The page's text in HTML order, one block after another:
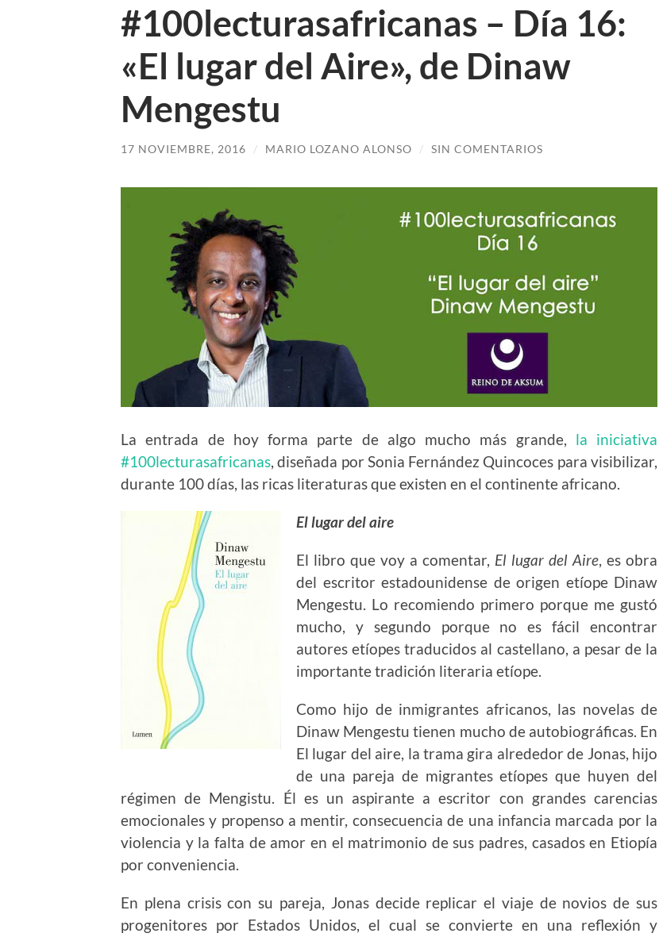
#100lecturasafricanas – Día 16:
«El lugar del Aire», de Dinaw
Mengestu
17 NOVIEMBRE, 2016 / MARIO LOZANO ALONSO / SIN COMENTARIOS
La entrada de hoy forma parte de algo mucho más grande, la iniciativa
#100lecturasafricanas, diseñada por Sonia Fernández Quincoces para visibilizar,
durante 100 días, las ricas literaturas que existen en el continente africano.
El lugar del aire
El libro que voy a comentar, El lugar del Aire, es obra
del escritor estadounidense de origen etíope Dinaw
Mengestu. Lo recomiendo primero porque me gustó
mucho, y segundo porque no es fácil encontrar
autores etíopes traducidos al castellano, a pesar de la
importante tradición literaria etíope.
Como hijo de inmigrantes africanos, las novelas de
Dinaw Mengestu tienen mucho de autobiográficas. En
El lugar del aire, la trama gira alrededor de Jonas, hijo
de una pareja de migrantes etíopes que huyen del
régimen de Mengistu. Él es un aspirante a escritor con grandes carencias
emocionales y propenso a mentir, consecuencia de una infancia marcada por la
violencia y la falta de amor en el matrimonio de sus padres, casados en Etiopía
por conveniencia.
En plena crisis con su pareja, Jonas decide replicar el viaje de novios de sus
progenitores por Estados Unidos, el cual se convierte en una reflexión y